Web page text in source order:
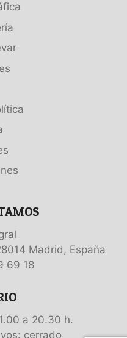
Madrid, España
69 18
a 20.30 h.
cerrado